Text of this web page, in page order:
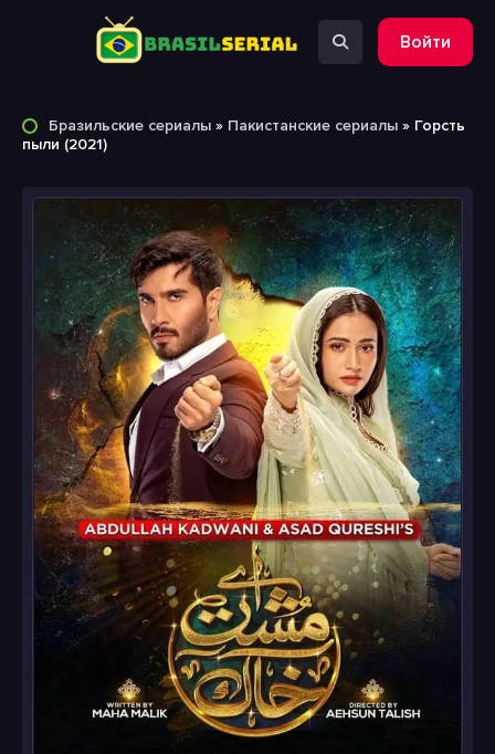
Войти
Бразильские сериалы » Пакистанские сериалы » Горсть
пыли (2021)